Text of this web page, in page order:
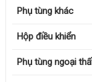
Phụ tùng khác
Hộp điều khiển
Phụ tùng ngoại